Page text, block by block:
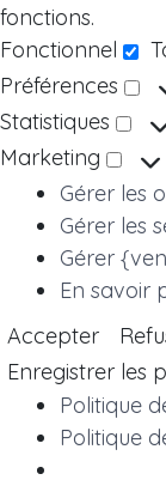
fonctions.
Fonctionnel
Préférences
Statistiques
Marketing
Gérer les
Gérer les
Gérer
En savoir
Accepter
Enregistrer les
Politique
Politique